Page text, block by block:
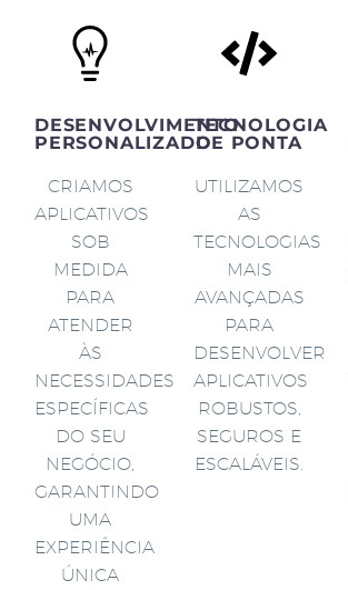
DESENVOLVIMENTO
PERSONALIZADO
CRIAMOS
APLICATIVOS
SOB
MEDIDA
PARA
ATENDER
ÀS
NECESSIDADES
ESPECÍFICAS
DO SEU
NEGÓCIO,
GARANTINDO
UMA
EXPERIÊNCIA
ÚNICA
TECNOLOGIA
DE PONTA
UTILIZAMOS
AS
TECNOLOGIAS
MAIS
AVANÇADAS
PARA
DESENVOLVER
APLICATIVOS
ROBUSTOS,
SEGUROS E
ESCALÁVEIS.